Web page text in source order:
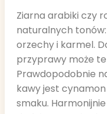
Ziarna arabiki czy
naturalnych tonów:
orzechy i karmel.
przyprawy może
Prawdopodobnie
kawy jest
smaku.